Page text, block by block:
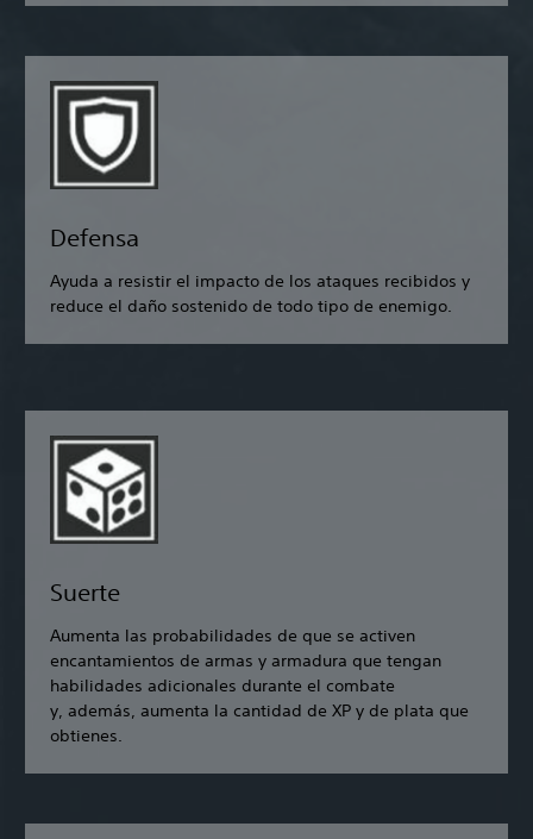
Defensa
Ayuda a resistir el impacto de los ataques recibidos y
reduce el daño sostenido de todo tipo de enemigo.
Suerte
Aumenta las probabilidades de que se activen
encantamientos de armas y armadura que tengan
habilidades adicionales durante el combate
y, además, aumenta la cantidad de XP y de plata que
obtienes.